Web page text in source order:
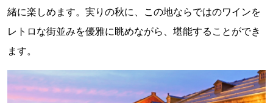
緒に楽しめます。実りの秋に、この地ならではのワインを
レトロな街並みを優雅に眺めながら、堪能することができ
ます。